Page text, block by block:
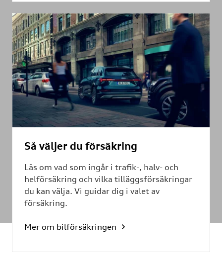
Så väljer du försäkring
Läs om vad som ingår i trafik-, halv- och
helförsäkring och vilka tilläggsförsäkringar
du kan välja. Vi guidar dig i valet av
försäkring.
Mer om bilförsäkringen